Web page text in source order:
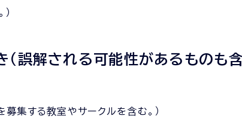
誤解される可能性があるものも含
集する教室やサークルを含む。）